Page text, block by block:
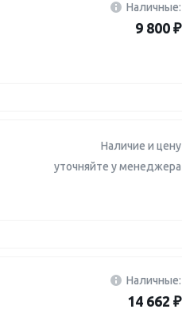
Наличные:
9 800 ₽
Наличие и цену
уточняйте у менеджера
Наличные:
14 662 ₽